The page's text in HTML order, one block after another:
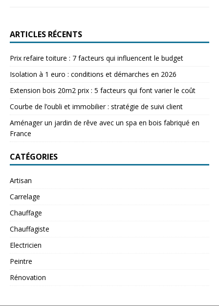
ARTICLES RÉCENTS
Prix refaire toiture : 7 facteurs qui influencent le budget
Isolation à 1 euro : conditions et démarches en 2026
Extension bois 20m2 prix : 5 facteurs qui font varier le coût
Courbe de l’oubli et immobilier : stratégie de suivi client
Aménager un jardin de rêve avec un spa en bois fabriqué en
France
CATÉGORIES
Artisan
Carrelage
Chauffage
Chauffagiste
Electricien
Peintre
Rénovation